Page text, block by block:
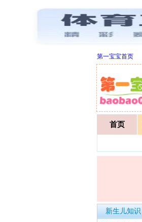
第一宝宝首页
首页
新生儿知识